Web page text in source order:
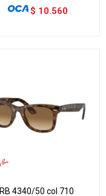
$ 10.560
RB 4340/50 col 710